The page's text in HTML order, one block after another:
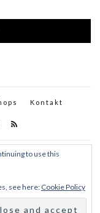
Kontakt
to use this
see here: Cookie Policy